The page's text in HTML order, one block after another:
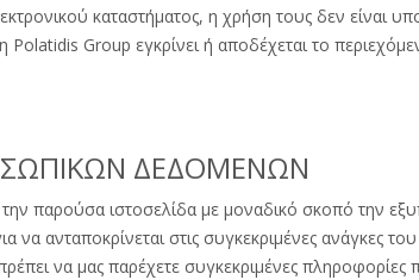
καταστήματος, η χρήση τους δεν είναι
Group εγκρίνει ή αποδέχεται το
ΔΕΔΟΜΕΝΩΝ
παρούσα ιστοσελίδα με μοναδικό σκοπό την
να ανταποκρίνεται στις συγκεκριμένες ανάγκες
να μας παρέχετε συγκεκριμένες